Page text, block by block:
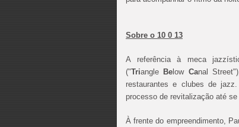
Sobre o 10 0 13
A referência à meca
("Triangle Be low Canal
restaurantes e clubes de
processo de revitalização até
À frente do empreendimento,